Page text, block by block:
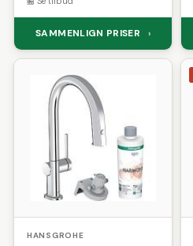
SAMMENLIGN PRISER ›
HANSGROHE